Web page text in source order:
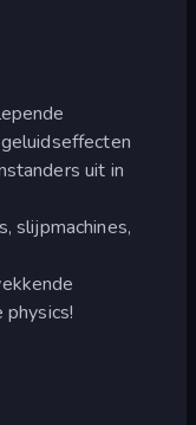
uit in
slijpmachines,